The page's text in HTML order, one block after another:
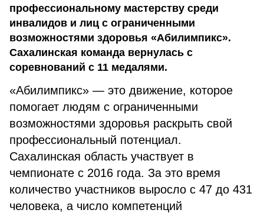
профессиональному мастерству среди
инвалидов и лиц с ограниченными
возможностями здоровья «Абилимпикс».
Сахалинская команда вернулась с
соревнований с 11 медалями.
«Абилимпикс» — это движение, которое
помогает людям с ограниченными
возможностями здоровья раскрыть свой
профессиональный потенциал.
Сахалинская область участвует в
чемпионате с 2016 года. За это время
количество участников выросло с 47 до 431
человека, а число компетенций